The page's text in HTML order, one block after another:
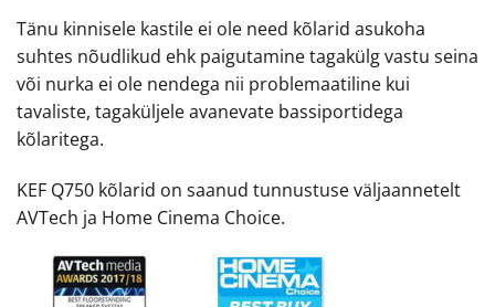
Tänu kinnisele kastile ei ole need kõlarid asukoha
suhtes nõudlikud ehk paigutamine tagakülg vastu seina
või nurka ei ole nendega nii problemaatiline kui
tavaliste, tagaküljele avanevate bassiportidega
kõlaritega.
KEF Q750 kõlarid on saanud tunnustuse väljaannetelt
AVTech ja Home Cinema Choice.